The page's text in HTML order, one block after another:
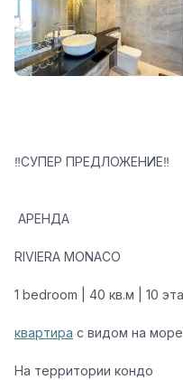
‼️СУПЕР ПРЕДЛОЖЕНИЕ‼️
️ АРЕНДА ️
RIVIERA MONACO
1 bedroom | 40 кв.м | 10
квартира с видом на
На территории кондо